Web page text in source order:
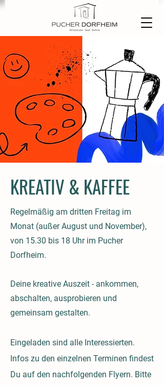
KREATIV & KAFFEE
Regelmäßig am dritten Freitag im
Monat (außer August und November),
von 15.30 bis 18 Uhr im Pucher
Dorfheim.
Deine kreative Auszeit - ankommen,
abschalten, ausprobieren und
gemeinsam gestalten.
Eingeladen sind alle Interessierten.
Infos zu den einzelnen Terminen findest
Du auf den nachfolgenden Flyern. Bitte